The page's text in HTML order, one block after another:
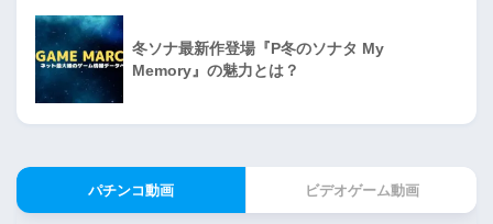
冬ソナ最新作登場『P冬のソナタ My
Memory』の魅力とは？
パチンコ動画 ビデオゲーム動画